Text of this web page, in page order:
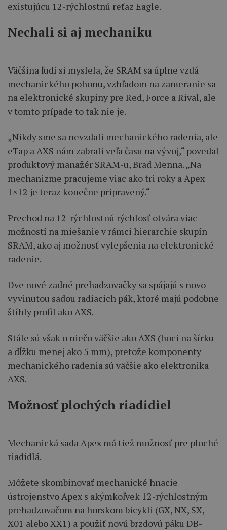
existujúcu 12-rýchlostnú reťaz Eagle.
Nechali si aj mechaniku
Väčšina ľudí si myslela, že SRAM sa úplne vzdá
mechanického pohonu, vzhľadom na zameranie sa
na elektronické skupiny pre Red, Force a Rival, ale
v tomto prípade to tak nie je.
„Nikdy sme sa nevzdali mechanického radenia, ale
eTap a AXS nám zabrali veľa času na vývoj,“ povedal
produktový manažér SRAM-u, Brad Menna. „Na
mechanizme pracujeme viac ako tri roky a Apex
1×12 je teraz konečne pripravený.“
Prechod na 12-rýchlostnú rýchlosť otvára viac
možností na miešanie v rámci hierarchie skupín
SRAM, ako aj možnosť vylepšenia na elektronické
radenie.
Dve nové zadné prehadzovačky sa spájajú s novo
vyvinutou sadou radiacich pák, ktoré majú podobne
štíhly profil ako AXS.
Stále sú však o niečo väčšie ako AXS (hoci na šírku
a dĺžku menej ako 5 mm), pretože komponenty
mechanického radenia sú väčšie ako elektronika
AXS.
Možnosť plochých riadidiel
Mechanická sada Apex má tiež možnosť pre ploché
riadidlá.
Môžete skombinovať mechanické hnacie
ústrojenstvo Apex s akýmkoľvek 12-rýchlostným
prehadzovačom na horskom bicykli (GX, NX, SX,
X01 alebo XX1) a použiť novú brzdovú páku DB-